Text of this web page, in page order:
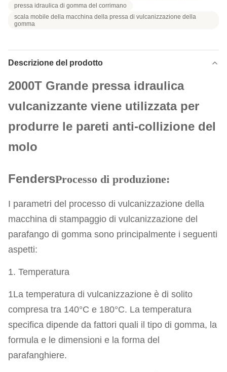
pressa idraulica di gomma del corrimano
scala mobile della macchina della pressa di vulcanizzazione della
gomma
Descrizione del prodotto
2000T Grande pressa idraulica
vulcanizzante viene utilizzata per
produrre le pareti anti-collizione del
molo
FendersProcesso di produzione:
I parametri del processo di vulcanizzazione della
macchina di stampaggio di vulcanizzazione del
parafango di gomma sono principalmente i seguenti
aspetti:
1. Temperatura
1La temperatura di vulcanizzazione è di solito
compresa tra 140°C e 180°C. La temperatura
specifica dipende da fattori quali il tipo di gomma, la
formula e le dimensioni e la forma del
parafanghiere.